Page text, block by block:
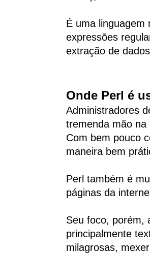
É uma linguagem
expressões
extração de
Onde Perl é
Administradores
tremenda mão na
Com bem pouco
maneira bem
Perl também é
páginas da
Seu foco, porém,
principalmente
milagrosas,